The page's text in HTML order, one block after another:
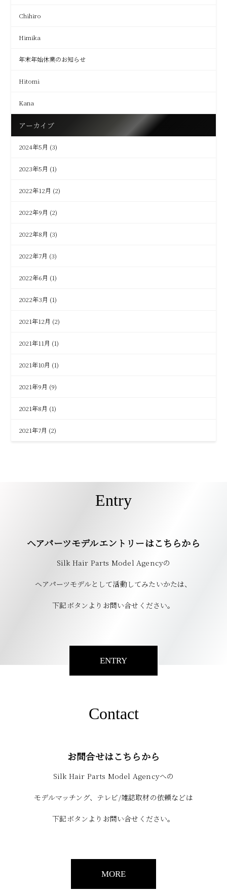
Chihiro
Himika
年末年始休業のお知らせ
Hitomi
Kana
アーカイブ
2024年5月 (3)
2023年5月 (1)
2022年12月 (2)
2022年9月 (2)
2022年8月 (3)
2022年7月 (3)
2022年6月 (1)
2022年3月 (1)
2021年12月 (2)
2021年11月 (1)
2021年10月 (1)
2021年9月 (9)
2021年8月 (1)
2021年7月 (2)
Entry
ヘアパーツモデルエントリーはこちらから
Silk Hair Parts Model Agencyの
ヘアパーツモデルとして活動してみたいかたは、
下記ボタンよりお問い合せください。
ENTRY
Contact
お問合せはこちらから
Silk Hair Parts Model Agencyへの
モデルマッチング、テレビ/雑誌取材の依頼などは
下記ボタンよりお問い合せください。
MORE